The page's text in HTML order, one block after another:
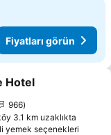
Fiyatları görün
ekle
Hotel
966
3.1 km uzaklıkta
yemek seçenekleri